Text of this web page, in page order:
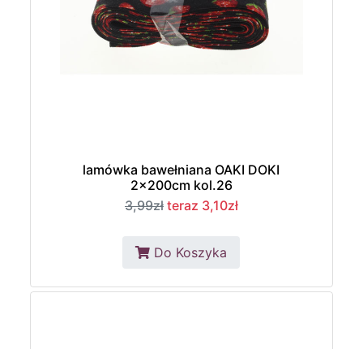
lamówka bawełniana OAKI DOKI
2x200cm kol.26
3,99zł teraz 3,10zł
Do Koszyka